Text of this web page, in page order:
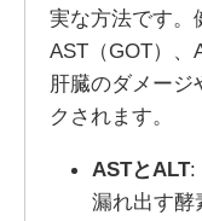
実な方法です。
AST（GOT）、
肝臓のダメージ
クされます。
ASTとALT:
漏れ出す酵